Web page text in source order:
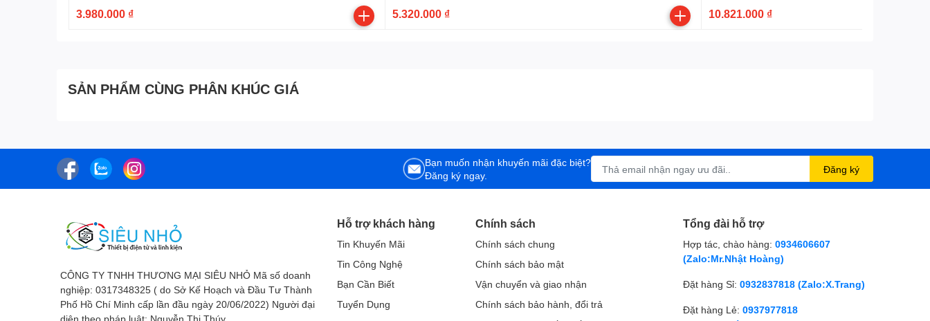
3.980.000 ₫ 5.320.000 ₫ 10.821.000 ₫
SẢN PHẨM CÙNG PHÂN KHÚC GIÁ
Bạn muốn nhận khuyến mãi đặc biệt?
Đăng ký ngay.
Đăng ký
CÔNG TY TNHH THƯƠNG MẠI SIÊU NHỎ Mã số doanh
nghiệp: 0317348325 ( do Sở Kế Hoạch và Đầu Tư Thành
Phố Hồ Chí Minh cấp lần đầu ngày 20/06/2022) Người đại
diện theo pháp luật: Nguyễn Thị Thúy
Hỗ trợ khách hàng
Tin Khuyến Mãi
Tin Công Nghệ
Bạn Cần Biết
Tuyển Dụng
Chính sách
Chính sách chung
Chính sách bảo mật
Vận chuyển và giao nhận
Chính sách bảo hành, đổi trả
Tổng đài hỗ trợ
Hợp tác, chào hàng: 0934606607
(Zalo:Mr.Nhật Hoàng)
Đặt hàng Sỉ: 0932837818 (Zalo:X.Trang)
Đặt hàng Lẻ: 0937977818